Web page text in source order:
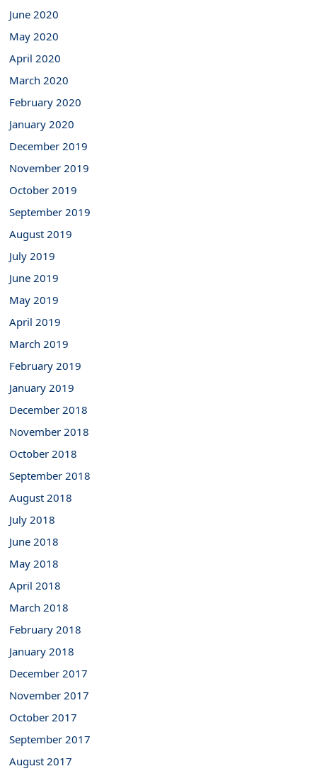
June 2020
May 2020
April 2020
March 2020
February 2020
January 2020
December 2019
November 2019
October 2019
September 2019
August 2019
July 2019
June 2019
May 2019
April 2019
March 2019
February 2019
January 2019
December 2018
November 2018
October 2018
September 2018
August 2018
July 2018
June 2018
May 2018
April 2018
March 2018
February 2018
January 2018
December 2017
November 2017
October 2017
September 2017
August 2017